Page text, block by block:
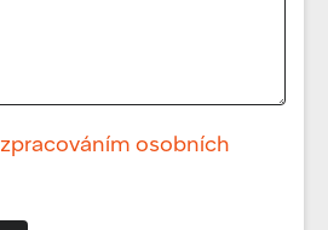
zpracováním osobních